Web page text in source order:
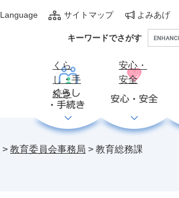
Language サイトマップ よみあげ
キーワードでさがす
Google
カ
ム
くら
し・手
続き
安心・
安全
> 教育委員会事務局 > 教育総務課